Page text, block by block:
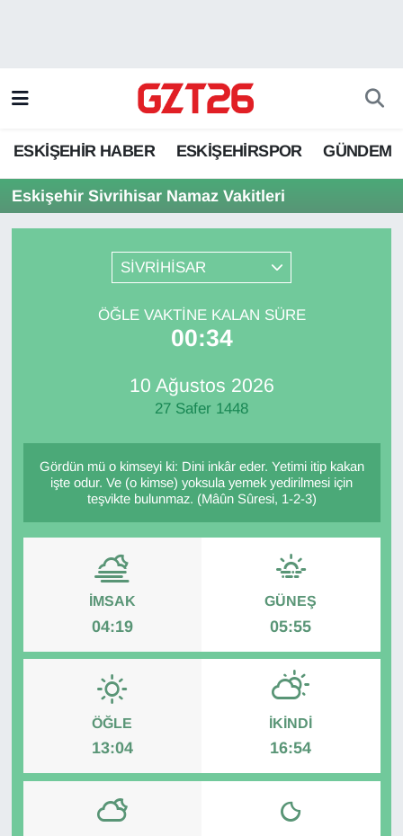
ESKİŞEHİR HABER ESKİŞEHİRSPOR GÜNDEM
Eskişehir Sivrihisar Namaz Vakitleri
SİVRİHİSAR
ÖĞLE VAKTINE KALAN SÜRE
00:34
10 Ağustos 2026
27 Safer 1448
Gördün mü o kimseyi ki: Dini inkâr eder. Yetimi itip kakan
işte odur. Ve (o kimse) yoksula yemek yedirilmesi için
teşvikte bulunmaz. (Mâûn Sûresi, 1-2-3)
İMSAK
04:19
GÜNEŞ
05:55
ÖĞLE
13:04
İKINDI
16:54
ESKİŞEHİRSPOR
GÜNDEM
SPOR
Odunpazarı Trafik Yoğunluk Haritası
Süper Lig Puan Durumu ve Fikstür
Tüm Manşetler
Son Dakika Haberleri